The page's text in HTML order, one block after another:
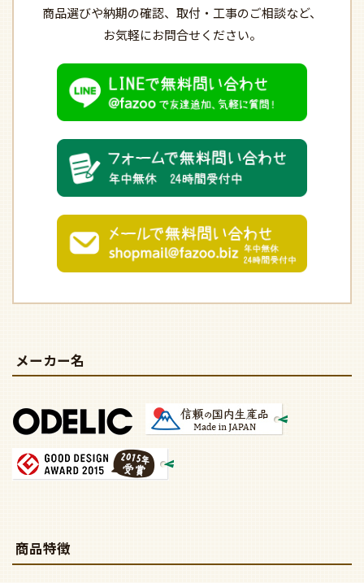
商品選びや納期の確認、 取付・工事のご相談など、
お気軽にお問合せください。
メーカー名
商品特徴